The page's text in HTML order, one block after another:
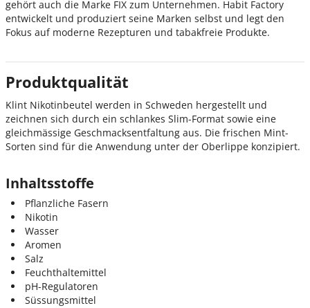
gehört auch die Marke FIX zum Unternehmen. Habit Factory
entwickelt und produziert seine Marken selbst und legt den
Fokus auf moderne Rezepturen und tabakfreie Produkte.
Produktqualität
Klint Nikotinbeutel werden in Schweden hergestellt und
zeichnen sich durch ein schlankes Slim-Format sowie eine
gleichmässige Geschmacksentfaltung aus. Die frischen Mint-
Sorten sind für die Anwendung unter der Oberlippe konzipiert.
Inhaltsstoffe
Pflanzliche Fasern
Nikotin
Wasser
Aromen
Salz
Feuchthaltemittel
pH-Regulatoren
Süssungsmittel